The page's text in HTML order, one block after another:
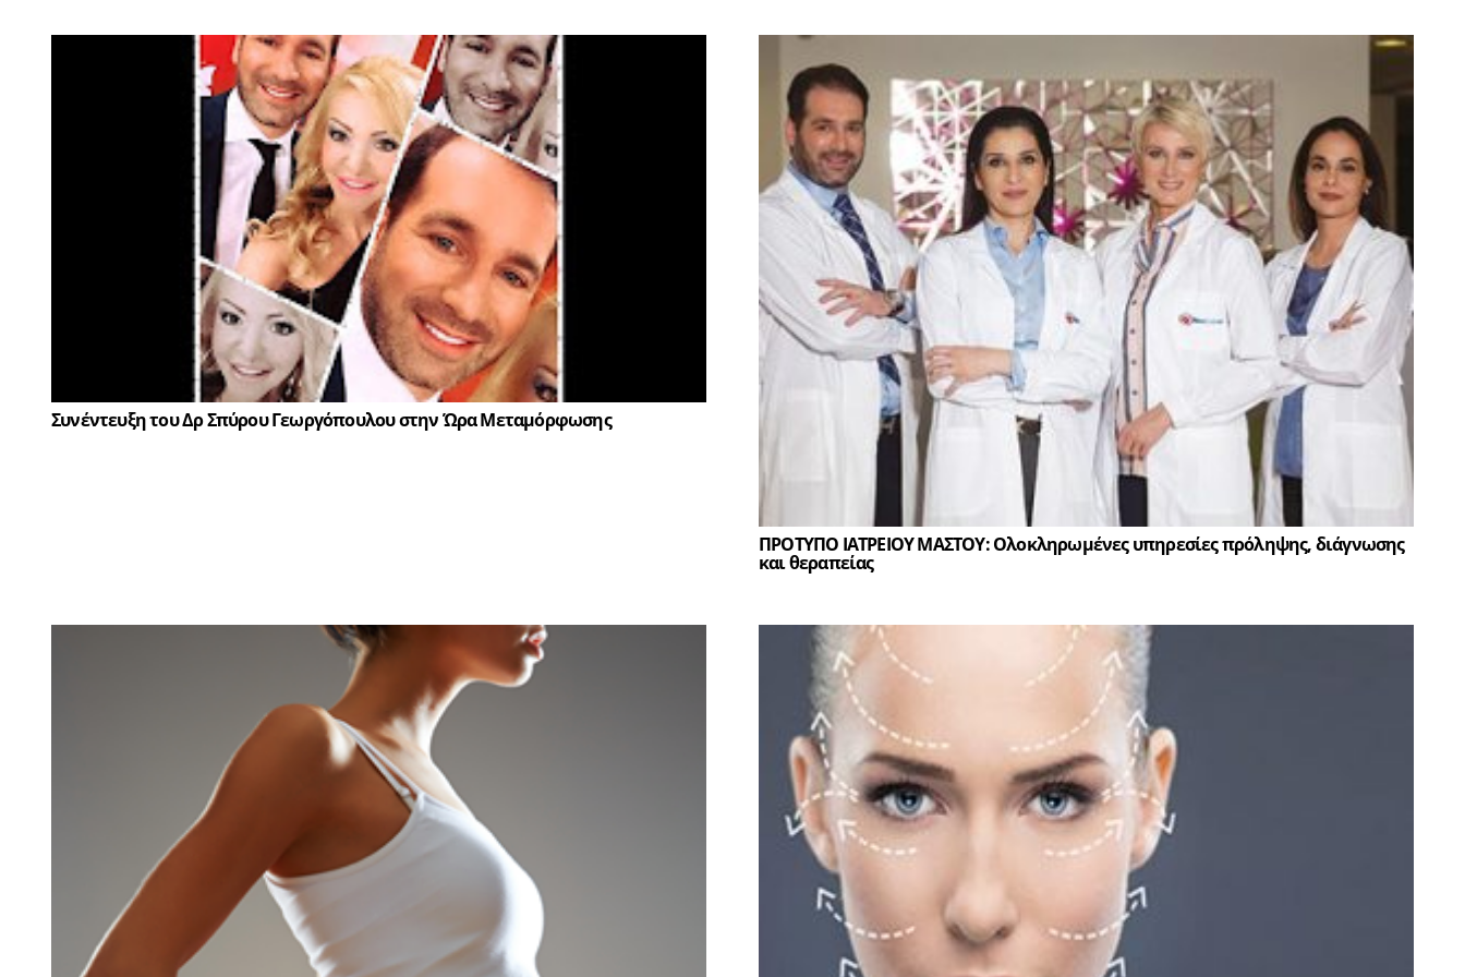
Συνέντευξη του Δρ Σπύρου Γεωργόπουλου στην Ώρα Μεταμόρφωσης
ΠΡΟΤΥΠΟ ΙΑΤΡΕΙΟΥ ΜΑΣΤΟΥ: Ολοκληρωμένες υπηρεσίες πρόληψης, διάγνωσης
και θεραπείας